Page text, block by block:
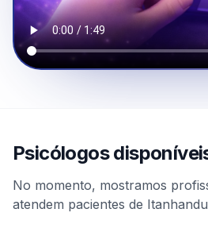
Psicólogos
No momento, mostramos
atendem pacientes de